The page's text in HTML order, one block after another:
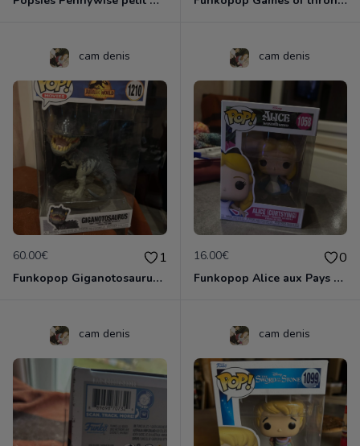
cam denis
60.00€ 1
Funkopop Giganotosaurus Jumbo (10inch) 1 210
cam denis
16.00€ 0
Funkopop Alice aux Pays des Merveilles : Alice 1058
cam denis cam denis